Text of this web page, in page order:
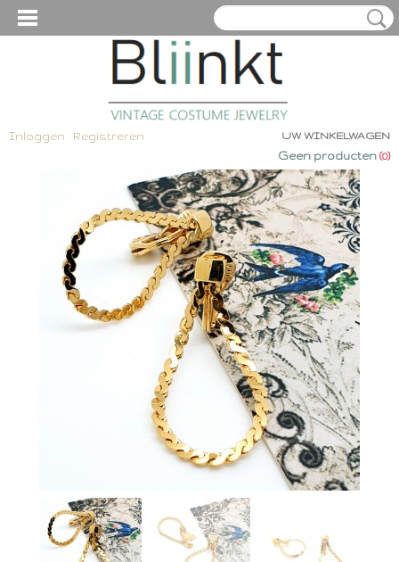
Inloggen Registreren UW WINKELWAGEN
Geen producten (0)